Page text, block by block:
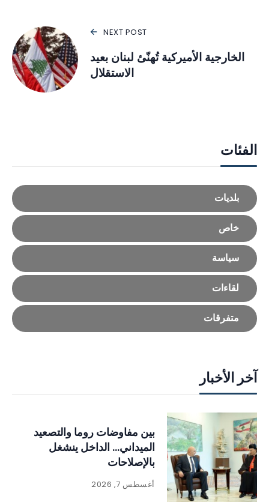
NEXT POST
الخارجية الأميركية تُهنّئ لبنان بعيد
الاستقلال
الفئات
بلديات
خاص
سياسة
لقاءات
متفرقات
آخر الأخبار
بين مفاوضات روما والتصعيد
الميداني… الداخل ينشغل
بالإصلاحات
أغسطس 7, 2026